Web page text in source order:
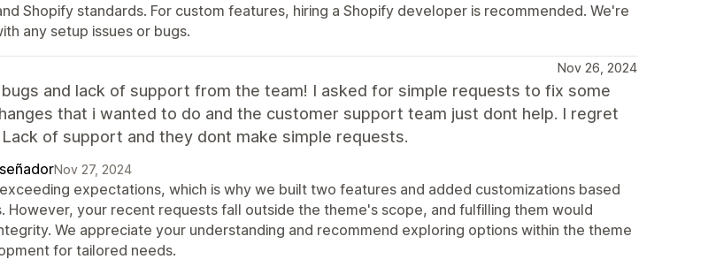
Shopify standards. For custom features, hiring a Shopify developer is recommended. We're
any setup issues or bugs.
Nov 26, 2024
and lack of support from the team! I asked for simple requests to fix some
that i wanted to do and the customer support team just dont help. I regret
of support and they dont make simple requests.
Nov 27, 2024
expectations, which is why we built two features and added customizations based
However, your recent requests fall outside the theme's scope, and fulfilling them would
We appreciate your understanding and recommend exploring options within the theme
for tailored needs.